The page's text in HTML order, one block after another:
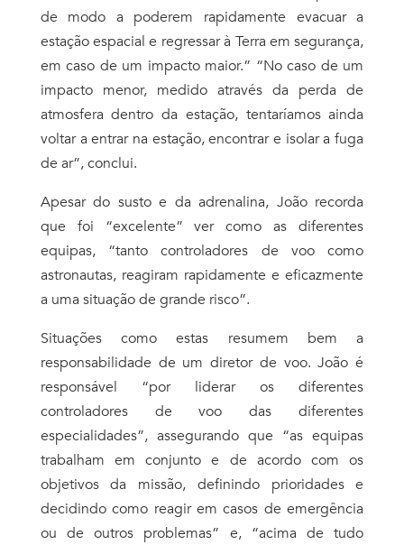
de modo a poderem rapidamente evacuar a
estação espacial e regressar à Terra em segurança,
em caso de um impacto maior.” “No caso de um
impacto menor, medido através da perda de
atmosfera dentro da estação, tentaríamos ainda
voltar a entrar na estação, encontrar e isolar a fuga
de ar”, conclui.
Apesar do susto e da adrenalina, João recorda
que foi “excelente” ver como as diferentes
equipas, “tanto controladores de voo como
astronautas, reagiram rapidamente e eficazmente
a uma situação de grande risco”.
Situações como estas resumem bem a
responsabilidade de um diretor de voo. Joãoé
responsável “por liderar os diferentes
controladores de voo das diferentes
especialidades”, assegurando que “as equipas
trabalham em conjunto e de acordo com os
objetivos da missão, definindo prioridades e
decidindo como reagir em casos de emergência
ou de outros problemas” e, “acima de tudo